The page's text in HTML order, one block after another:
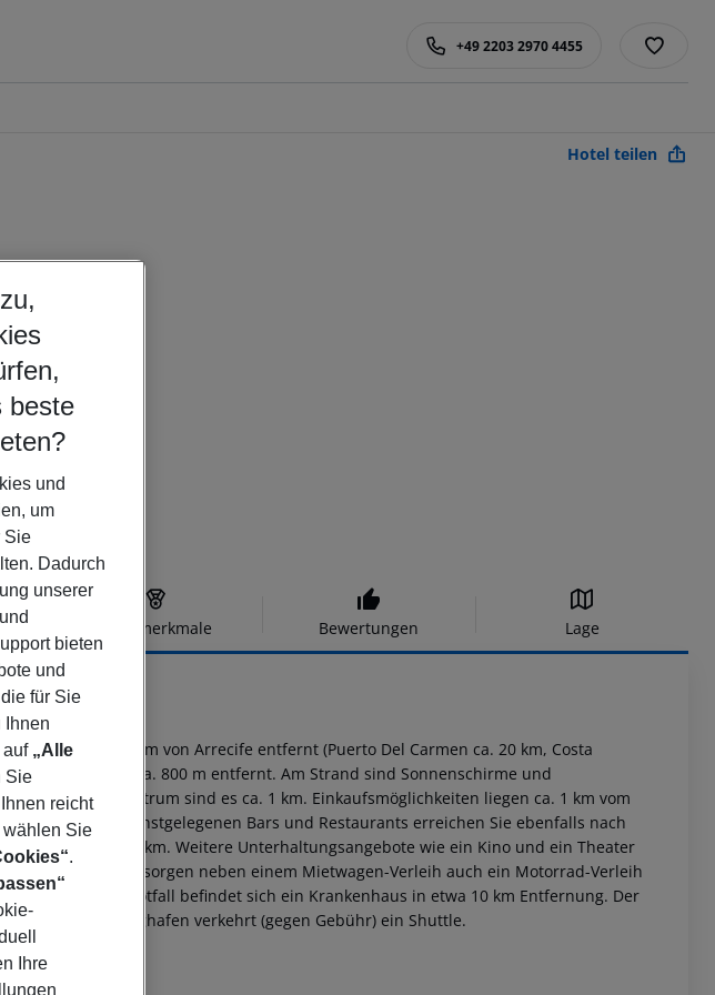
+49 2203 2970 4455
Hotel teilen
Hotelmerkmale Bewertungen Lage
3
sich ca. 9 km von Arrecife entfernt (Puerto Del Carmen ca. 20 km, Costa
liegt ca. 800 m entfernt. Am Strand sind Sonnenschirme und
touristischen Zentrum sind es ca. 1 km. Einkaufsmöglichkeiten liegen ca. 1 km vom
Die nächstgelegenen Bars und Restaurants erreichen Sie ebenfalls nach
man nach rund 1 km. Weitere Unterhaltungsangebote wie ein Kino und ein Theater
im Urlaub sorgen neben einem Mietwagen-Verleih auch ein Motorrad-Verleih
Versorgung im Notfall befindet sich ein Krankenhaus in etwa 10 km Entfernung. Der
Hotel und Flughafen verkehrt (gegen Gebühr) ein Shuttle.
beste
und
um
Sie
Dadurch
unserer
bieten
und
für Sie
Ihnen
auf „Alle
Sie
reicht
Sie
.
Ihre